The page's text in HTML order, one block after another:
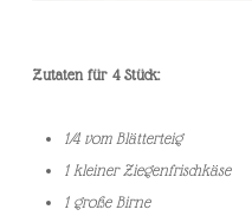
Zutaten für 4 Stück:
1/4 vom Blätterteig
1 kleiner Ziegenfrischkäse
1 große Birne